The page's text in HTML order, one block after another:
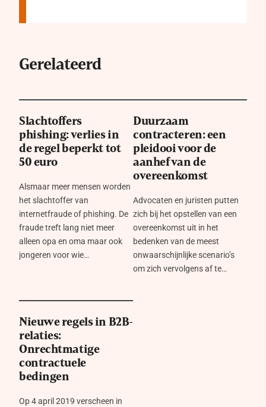
Gerelateerd
Slachtoffers
phishing: verlies in
de regel beperkt tot
50 euro
Alsmaar meer mensen worden
het slachtoffer van
internetfraude of phishing. De
fraude treft lang niet meer
alleen opa en oma maar ook
jongeren voor wie…
Duurzaam
contracteren: een
pleidooi voor de
aanhef van de
overeenkomst
Advocaten en juristen putten
zich bij het opstellen van een
overeenkomst uit in het
bedenken van de meest
onwaarschijnlijke scenario’s
om zich vervolgens af te…
Nieuwe regels in B2B-
relaties:
Onrechtmatige
contractuele
bedingen
Op 4 april 2019 verscheen in